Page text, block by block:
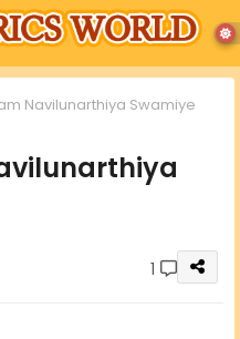
Navilunarthiya Swamiye
1